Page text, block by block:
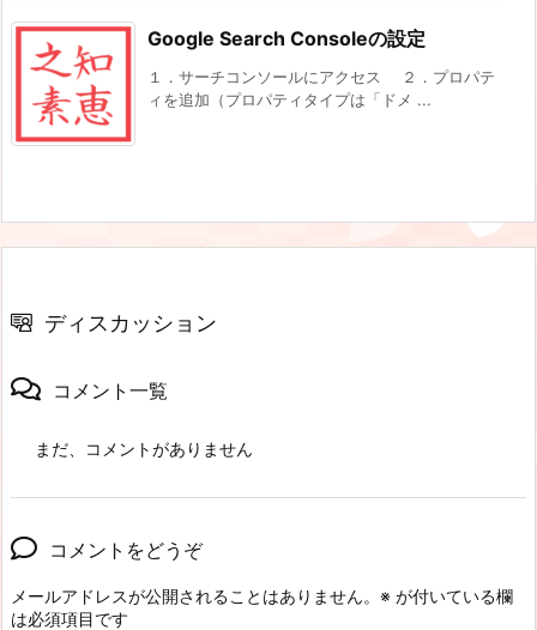
Google Search Consoleの設定
１．サーチコンソールにアクセス ２．プロパテ
ィを追加（プロパティタイプは「ドメ ...
ディスカッション
コメント一覧
まだ、コメントがありません
コメントをどうぞ
メールアドレスが公開されることはありません。 ※ が付いている欄
は必須項目です